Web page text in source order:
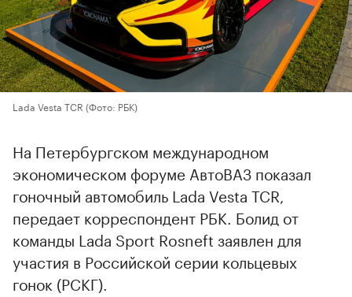
Lada Vesta TCR (Фото: РБК)
На Петербургском международном
экономическом форуме АвтоВАЗ показал
гоночный автомобиль Lada Vesta TCR,
передает корреспондент РБК. Болид от
команды Lada Sport Rosneft заявлен для
участия в Российской серии кольцевых
гонок (РСКГ).